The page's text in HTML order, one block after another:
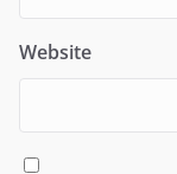
Website